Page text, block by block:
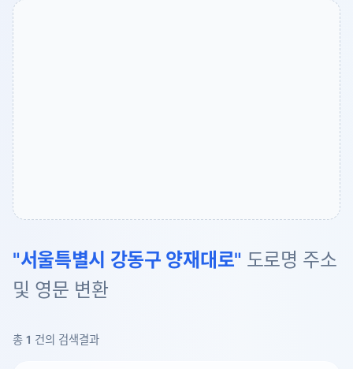
"서울특별시 강동구 양재대로" 도로명 주소
및 영문 변환
총 1 건의 검색결과